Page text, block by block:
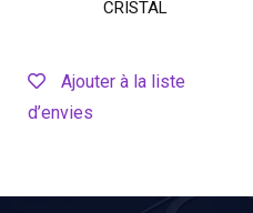
CRISTAL
Ajouter à la liste
d’envies